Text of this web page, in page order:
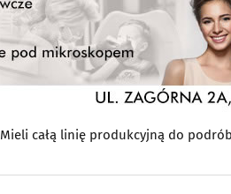
Mieli całą linię produkcyjną do